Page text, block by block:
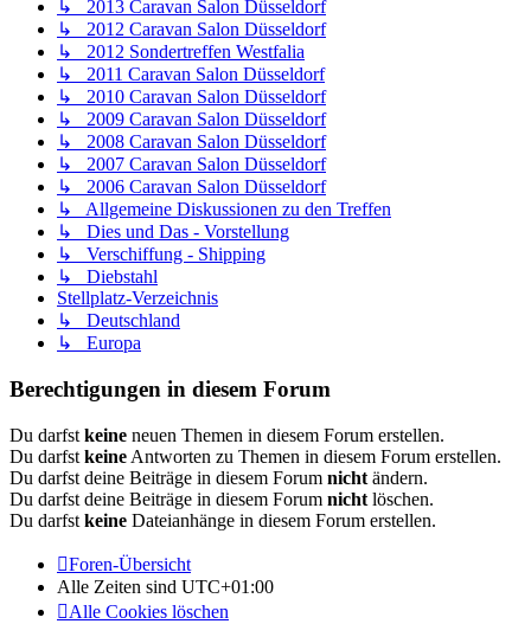
↳ 2013 Caravan Salon Düsseldorf
↳ 2012 Caravan Salon Düsseldorf
↳ 2012 Sondertreffen Westfalia
↳ 2011 Caravan Salon Düsseldorf
↳ 2010 Caravan Salon Düsseldorf
↳ 2009 Caravan Salon Düsseldorf
↳ 2008 Caravan Salon Düsseldorf
↳ 2007 Caravan Salon Düsseldorf
↳ 2006 Caravan Salon Düsseldorf
↳ Allgemeine Diskussionen zu den Treffen
↳ Dies und Das - Vorstellung
↳ Verschiffung - Shipping
↳ Diebstahl
Stellplatz-Verzeichnis
↳ Deutschland
↳ Europa
Berechtigungen in diesem Forum
Du darfst keine neuen Themen in diesem Forum erstellen.
Du darfst keine Antworten zu Themen in diesem Forum erstellen.
Du darfst deine Beiträge in diesem Forum nicht ändern.
Du darfst deine Beiträge in diesem Forum nicht löschen.
Du darfst keine Dateianhänge in diesem Forum erstellen.
Foren-Übersicht
Alle Zeiten sind UTC+01:00
Alle Cookies löschen